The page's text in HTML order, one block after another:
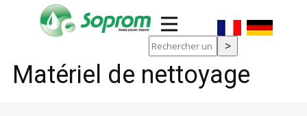
Matériel de nettoyage